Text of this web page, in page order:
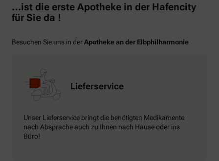
…ist die erste Apotheke in der Hafencity
für Sie da !
Besuchen Sie uns in derApotheke an der Elbphilharmonie
Lieferservice
Unser Lieferservice bringt die benötigten Medikamente
nach Absprache auch zu Ihnen nach Hause oder ins
Büro!